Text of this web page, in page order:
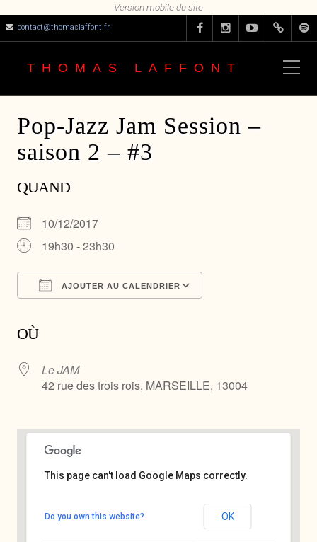
contact@thomaslaffont.fr
THOMAS LAFFONT
Pop-Jazz Jam Session –
saison 2 – #3
QUAND
10/12/2017
19h30 - 23h30
AJOUTER AU CALENDRIER
OÙ
Le JAM
42 rue des trois rois, MARSEILLE, 13004
Voir Évènements
This page can't load Google Maps correctly.
Do you own this website? OK